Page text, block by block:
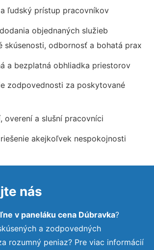
ľudský prístup pracovníkov
objednaných služieb
skúsenosti, odbornosť a bohatá prax
a bezplatná obhliadka priestorov
zodpovednosti za poskytované
overení a slušní pracovníci
akejkoľvek nespokojnosti
nás
v paneláku cena Dúbravka?
a zodpovedných
rozumný peniaz? Pre viac informácií